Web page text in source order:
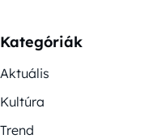
Kategóriák
Aktuális
Kultúra
Trend